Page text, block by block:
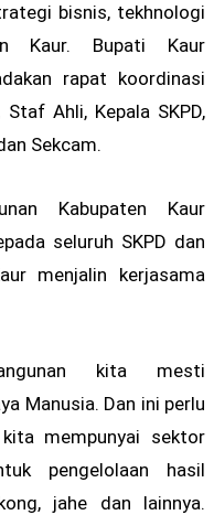
bisnis, tekhnologi
Kaur. Bupati Kaur
rapat koordinasi
Ahli, Kepala SKPD,
Sekcam.
Kabupaten Kaur
seluruh SKPD dan
menjalin kerjasama
kita mesti
Manusia. Dan ini perlu
mempunyai sektor
pengelolaan hasil
jahe dan lainnya.